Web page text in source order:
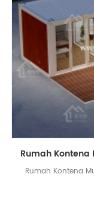
Rumah Kontena